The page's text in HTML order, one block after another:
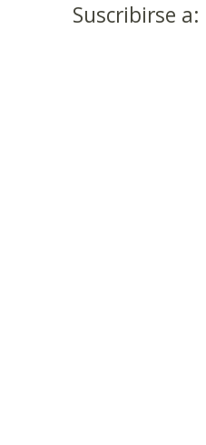
Suscribirse a: